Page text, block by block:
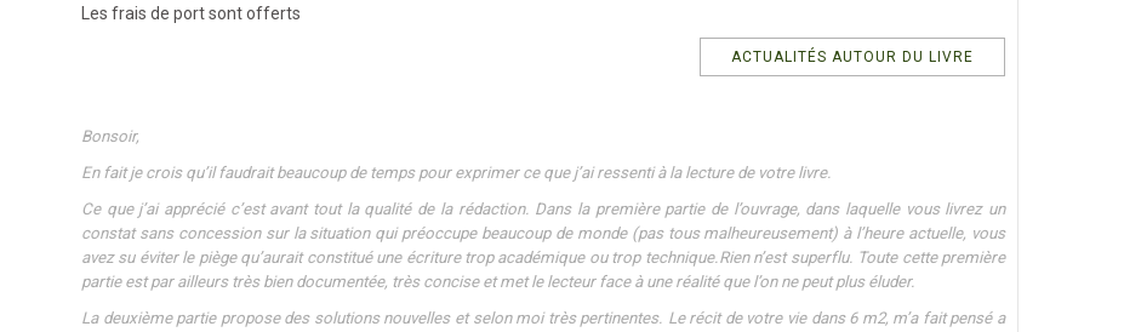
Les frais de port sont offerts
ACTUALITÉS AUTOUR DU LIVRE
Bonsoir,
En fait je crois qu’il faudrait beaucoup de temps pour exprimer ce que j’ai ressenti à la lecture de votre livre.
Ce que j’ai apprécié c’est avant tout la qualité de la rédaction. Dans la première partie de l’ouvrage, dans laquelle vous livrez un
constat sans concession sur la situation qui préoccupe beaucoup de monde (pas tous malheureusement) à l’heure actuelle, vous
avez su éviter le piège qu’aurait constitué une écriture trop académique ou trop technique.Rien n’est superflu. Toute cette première
partie est par ailleurs très bien documentée, très concise et met le lecteur face à une réalité que l’on ne peut plus éluder.
La deuxième partie propose des solutions nouvelles et selon moi très pertinentes. Le récit de votre vie dans 6 m2, m’a fait pensé a